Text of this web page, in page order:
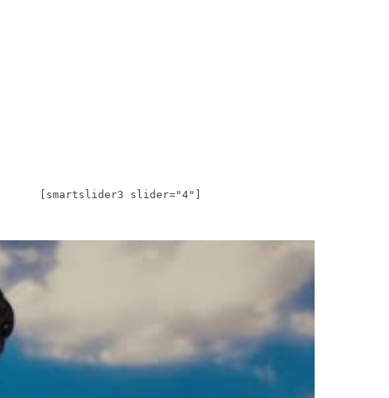
[smartslider3 slider="4"]